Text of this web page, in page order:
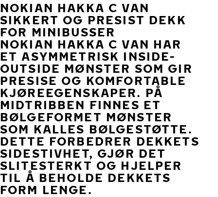
NOKIAN HAKKA C VAN
SIKKERT OG PRESIST DEKK
FOR MINIBUSSER
NOKIAN HAKKA C VAN HAR
ET ASYMMETRISK INSIDE-
OUTSIDE MØNSTER SOM GIR
PRESISE OG KOMFORTABLE
KJØREEGENSKAPER. PÅ
MIDTRIBBEN FINNES ET
BØLGEFORMET MØNSTER
SOM KALLES BØLGESTØTTE.
DETTE FORBEDRER DEKKETS
SIDESTIVHET, GJØR DET
SLITESTERKT OG HJELPER
TIL Å BEHOLDE DEKKETS
FORM LENGE.